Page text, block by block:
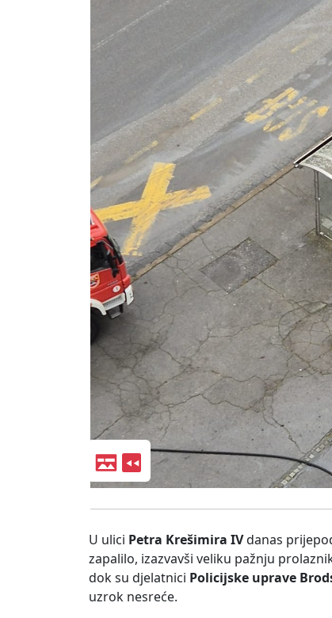
U ulici Petra Krešimira IVdanas
zapalilo, izazvavši veliku pažnju
dok su djelatnici Policijske uprave
uzrok nesreće.